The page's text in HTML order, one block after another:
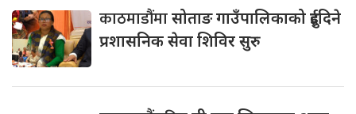
काठमाडौंमासोताङ गाउँपालिकाको दुईदिने
प्रशासनिक सेवा शिविर सुरु